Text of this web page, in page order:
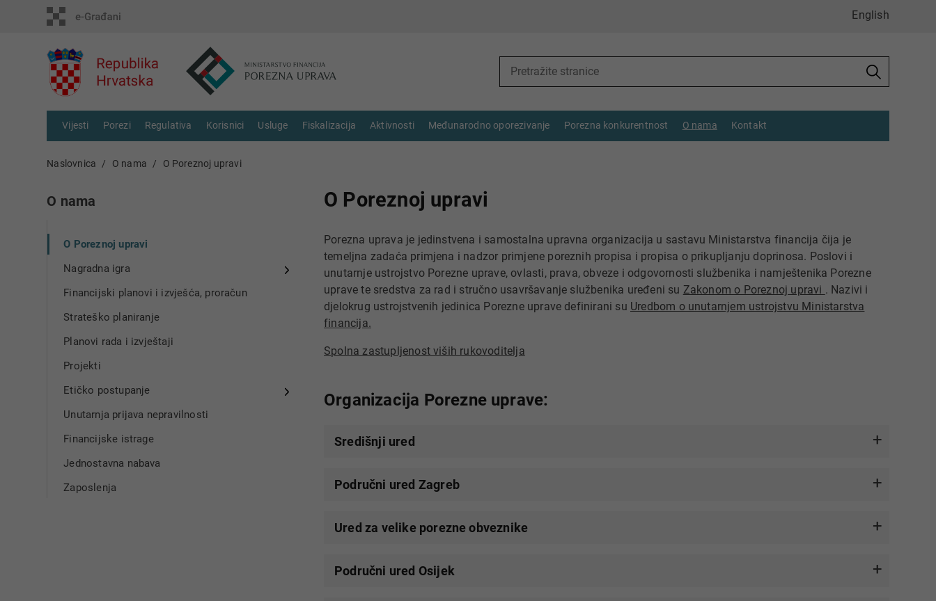
English
Vijesti Porezi Regulativa Korisnici Usluge Fiskalizacija Aktivnosti Međunarodno oporezivanje Porezna konkurentnost O nama Kontakt
Naslovnica O nama O Poreznoj upravi
O nama
O Poreznoj upravi
Nagradna igra
Financijski planovi i izvješća, proračun
Strateško planiranje
Planovi rada i izvještaji
Projekti
Etičko postupanje
Unutarnja prijava nepravilnosti
Financijske istrage
Jednostavna nabava
Zaposlenja
O Poreznoj upravi
Porezna uprava je jedinstvena i samostalna upravna organizacija u sastavu Ministarstva financija čija je
temeljna zadaća primjena i nadzor primjene poreznih propisa i propisa o prikupljanju doprinosa. Poslovi i
unutarnje ustrojstvo Porezne uprave, ovlasti, prava, obveze i odgovornosti službenika i namještenika Porezne
uprave te sredstva za rad i stručno usavršavanje službenika uređeni su Zakonom o Poreznoj upravi . Nazivi i
djelokrug ustrojstvenih jedinica Porezne uprave definirani su Uredbom o unutarnjem ustrojstvu Ministarstva
financija.
Spolna zastupljenost viših rukovoditelja
Organizacija Porezne uprave:
Središnji ured
Područni ured Zagreb
Ured za velike porezne obveznike
Područni ured Osijek